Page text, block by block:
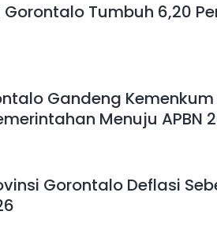
Gorontalo Tumbuh 6,20
Gandeng
Menuju APBN
Gorontalo Deflasi